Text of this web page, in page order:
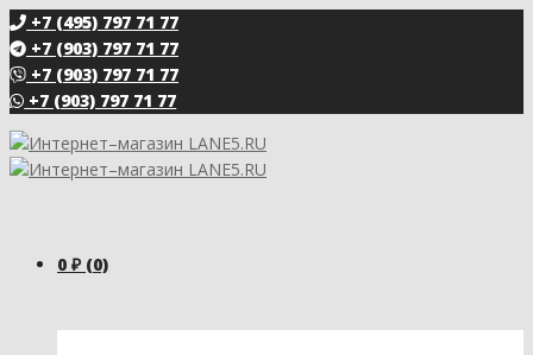
+7 (495) 797 71 77
+7 (903) 797 71 77
+7 (903) 797 71 77
+7 (903) 797 71 77
0 ₽(0)